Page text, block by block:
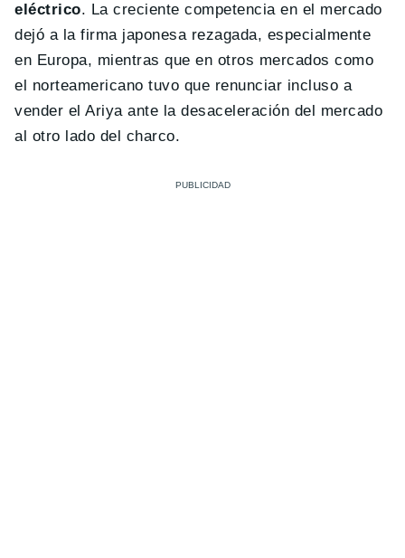
eléctrico. La creciente competencia en el mercado
dejó a la firma japonesa rezagada, especialmente
en Europa, mientras que en otros mercados como
el norteamericano tuvo que renunciar incluso a
vender el Ariya ante la desaceleración del mercado
al otro lado del charco.